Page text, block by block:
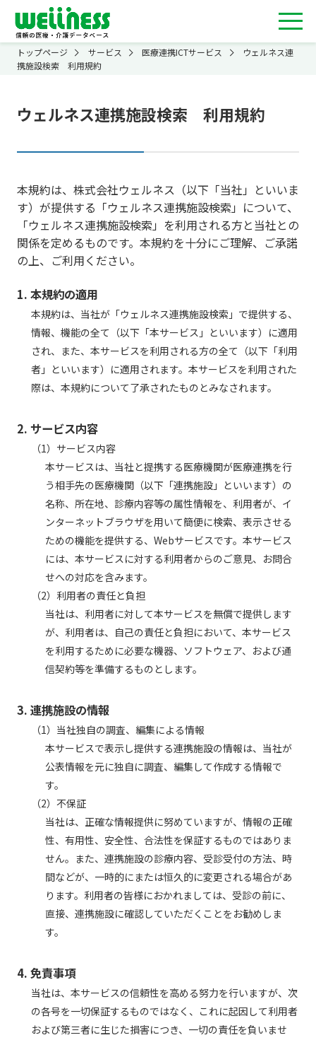
トップページ サービス 医療連携ICTサービス
ウェルネス連
携施設検索 利用規約
ウェルネス連携施設検索 利用規約
本規約は、株式会社ウェルネス（以下「当社」といいま
す）が提供する「ウェルネス連携施設検索」について、
「ウェルネス連携施設検索」を利用される方と当社との
関係を定めるものです。本規約を十分にご理解、ご承諾
の上、ご利用ください。
1. 本規約の適用
本規約は、当社が「ウェルネス連携施設検索」で提供する、
情報、機能の全て（以下「本サービス」といいます）に適用
され、また、本サービスを利用される方の全て（以下「利用
者」といいます）に適用されます。本サービスを利用された
際は、本規約について了承されたものとみなされます。
2. サービス内容
（1）サービス内容
本サービスは、当社と提携する医療機関が医療連携を行
う相手先の医療機関（以下「連携施設」といいます）の
名称、所在地、診療内容等の属性情報を、利用者が、イ
ンターネットブラウザを用いて簡便に検索、表示させる
ための機能を提供する、Webサービスです。本サービス
には、本サービスに対する利用者からのご意見、お問合
せへの対応を含みます。
（2）利用者の責任と負担
当社は、利用者に対して本サービスを無償で提供します
が、利用者は、自己の責任と負担において、本サービス
を利用するために必要な機器、ソフトウェア、および通
信契約等を準備するものとします。
3. 連携施設の情報
（1）当社独自の調査、編集による情報
本サービスで表示し提供する連携施設の情報は、当社が
公表情報を元に独自に調査、編集して作成する情報で
す。
（2）不保証
当社は、正確な情報提供に努めていますが、情報の正確
性、有用性、安全性、合法性を保証するものではありま
せん。また、連携施設の診療内容、受診受付の方法、時
間などが、一時的にまたは恒久的に変更される場合があ
ります。利用者の皆様におかれましては、受診の前に、
直接、連携施設に確認していただくことをお勧めしま
す。
4. 免責事項
当社は、本サービスの信頼性を高める努力を行いますが、次
の各号を一切保証するものではなく、これに起因して利用者
および第三者に生じた損害につき、一切の責任を負いませ